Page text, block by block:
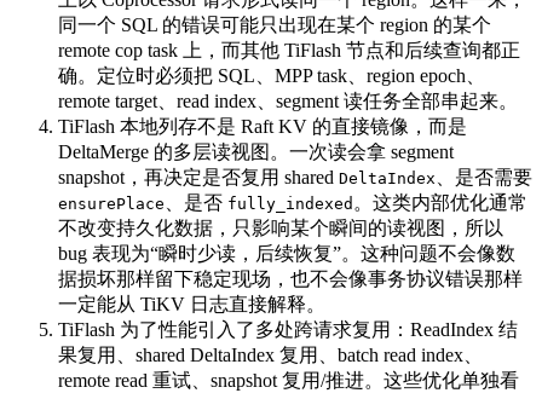
同一个 SQL 的错误可能只出现在某个 region 的某个
remote cop task 上，而其他 TiFlash 节点和后续查询都正
确。定位时必须把 SQL、MPP task、region epoch、
remote target、read index、segment 读任务全部串起来。
TiFlash 本地列存不是 Raft KV 的直接镜像，而是
DeltaMerge 的多层读视图。一次读会拿 segment
snapshot，再决定是否复用 shared DeltaIndex 、是否需要
ensurePlace 、是否 fully_indexed 。这类内部优化通常
不改变持久化数据，只影响某个瞬间的读视图，所以
bug 表现为“瞬时少读，后续恢复”。这种问题不会像数
据损坏那样留下稳定现场，也不会像事务协议错误那样
一定能从 TiKV 日志直接解释。
TiFlash 为了性能引入了多处跨请求复用：ReadIndex 结
果复用、shared DeltaIndex 复用、batch read index、
remote read 重试、snapshot 复用/推进。这些优化单独看